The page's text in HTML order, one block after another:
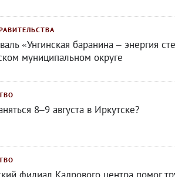
«Унгинская баранина – энергия
муниципальном округе
8–9 августа в Иркутске?